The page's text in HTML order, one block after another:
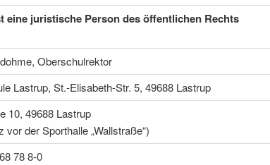
eine juristische Person des öffentlichen Rechts
Oberschulrektor
Lastrup, St.-Elisabeth-Str. 5, 49688 Lastrup
10, 49688 Lastrup
vor der Sporthalle „Wallstraße“)
78 8-0